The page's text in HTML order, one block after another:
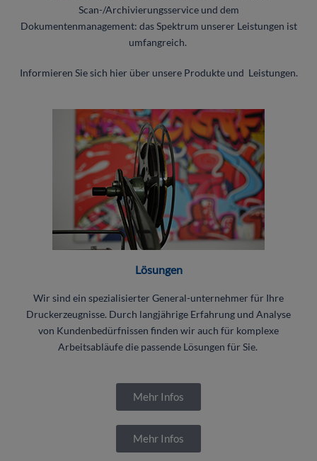
Scan-/Archivierungsservice und dem
Dokumentenmanagement: das Spektrum unserer Leistungen ist
umfangreich.
Informieren Sie sich hier über unsere Produkte und Leistungen.
Lösungen
Wir sind ein spezialisierter General-unternehmer für Ihre
Druckerzeugnisse. Durch langjährige Erfahrung und Analyse
von Kundenbedürfnissen finden wir auch für komplexe
Arbeitsabläufe die passende Lösungen für Sie.
Mehr Infos
Mehr Infos